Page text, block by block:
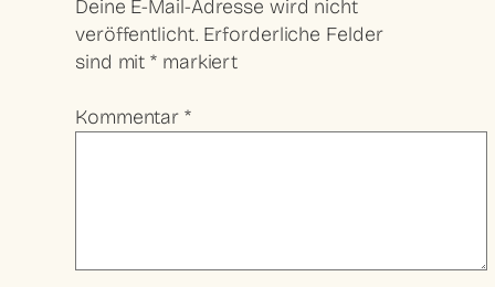
Deine E-Mail-Adresse wird nicht
veröffentlicht. Erforderliche Felder
sind mit* markiert
Kommentar*